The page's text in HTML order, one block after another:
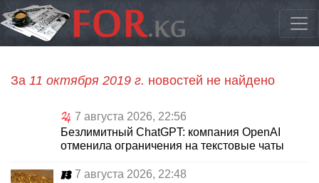
За 11 октября 2019 г. новостей не найдено
7 августа 2026, 22:56
Безлимитный ChatGPT: компания OpenAI
отменила ограничения на текстовые чаты
7 августа 2026, 22:48